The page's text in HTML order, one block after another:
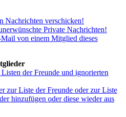
Nachrichten verschicken!
Private Nachrichten!
von einem Mitglied dieses
der Freunde und ignorierten
zur Liste der Freunde oder zur Liste
hinzufügen oder diese wieder aus